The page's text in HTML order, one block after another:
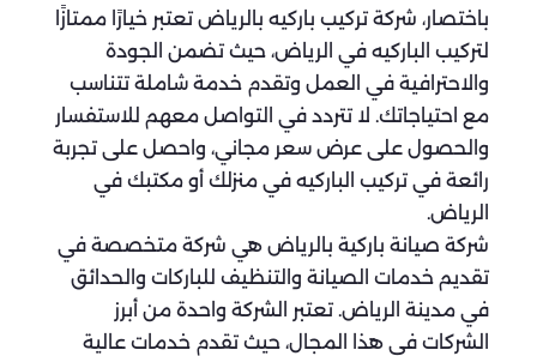
باختصار، شركة تركيب باركيه بالرياض تعتبر خيارًا ممتازًا
لتركيب الباركيه في الرياض، حيث تضمن الجودة
والاحترافية في العمل وتقدم خدمة شاملة تتناسب
مع احتياجاتك. لا تتردد في التواصل معهم للاستفسار
والحصول على عرض سعر مجاني، واحصل على تجربة
رائعة في تركيب الباركيه في منزلك أو مكتبك في
الرياض.
شركة صيانة باركية بالرياض هي شركة متخصصة في
تقديم خدمات الصيانة والتنظيف للباركات والحدائق
في مدينة الرياض. تعتبر الشركة واحدة من أبرز
الشركات في هذا المجال، حيث تقدم خدمات عالية